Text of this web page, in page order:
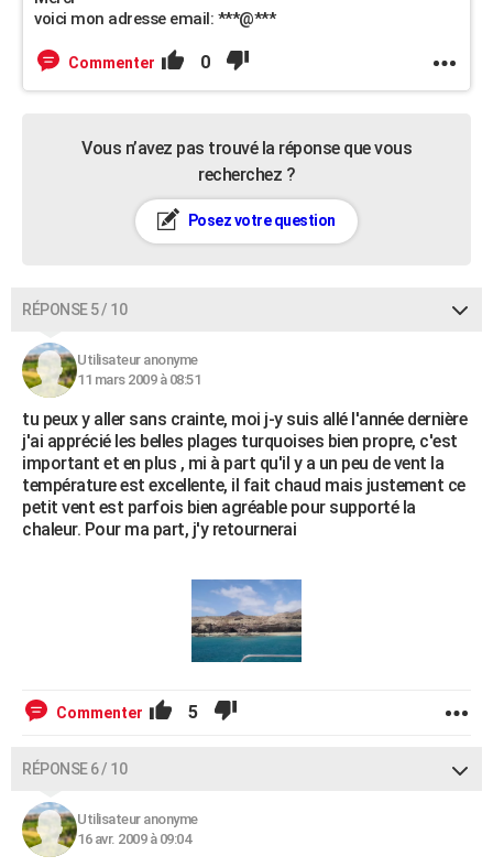
voici mon adresse email: ***@***
Commenter 0
Vous n’avez pas trouvé la réponse que vous
recherchez ?
Posez votre question
RÉPONSE 5 / 10
Utilisateur anonyme
11 mars 2009 à 08:51
tu peux y aller sans crainte, moi j-y suis allé l'année dernière
j'ai apprécié les belles plages turquoises bien propre, c'est
important et en plus , mi à part qu'il y a un peu de vent la
température est excellente, il fait chaud mais justement ce
petit vent est parfois bien agréable pour supporté la
chaleur. Pour ma part, j'y retournerai
Commenter 5
RÉPONSE 6 / 10
Utilisateur anonyme
16 avr. 2009 à 09:04